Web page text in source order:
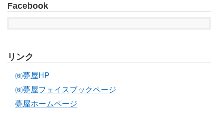
Facebook
リンク
㈱甍屋HP
㈱甍屋フェイスブックページ
甍屋ホームページ